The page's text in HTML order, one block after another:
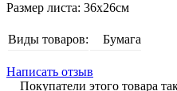
Размер листа: 36х26см
Виды товаров: Бумага
Написать отзыв
Покупатели этого товара